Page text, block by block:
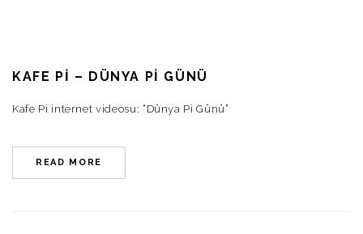
KAFE PI – DÜNYA PI GÜNÜ
Kafe Pi internet videosu: “Dünya Pi Günü”
READ MORE